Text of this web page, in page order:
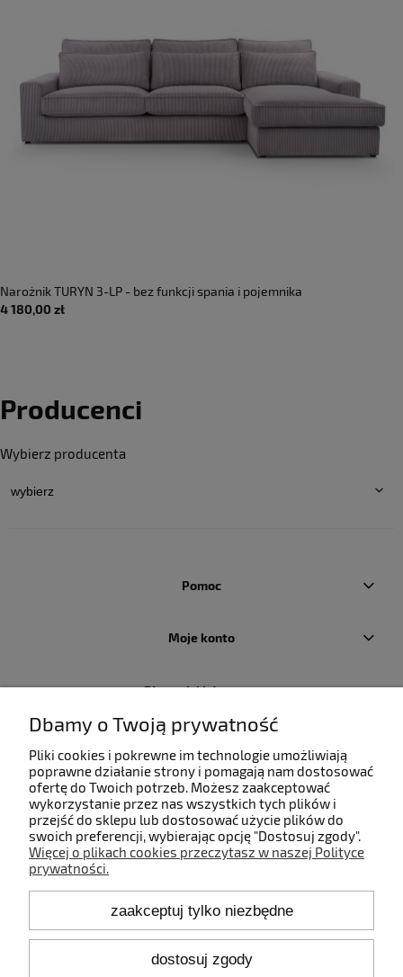
Narożnik TURYN 3-LP - bez funkcji spania i pojemnika
4 180,00 zł
Producenci
Wybierz producenta
Pomoc
Moje konto
Płatności i dostawa
O nas
Kontakt
+48 660 808 853
Pon.-Pt. 9:00-17:00
shop@idealbodylight.com.pl
Dbamy o Twoją prywatność
Pliki cookies i pokrewne im technologie umożliwiają
poprawne działanie strony i pomagają nam dostosować
ofertę do Twoich potrzeb. Możesz zaakceptować
wykorzystanie przez nas wszystkich tych plików i
przejść do sklepu lub dostosować użycie plików do
swoich preferencji, wybierając opcję "Dostosuj zgody".
Więcej o plikach cookies przeczytasz w naszej Polityce
prywatności.
zaakceptuj tylko niezbędne
dostosuj zgody